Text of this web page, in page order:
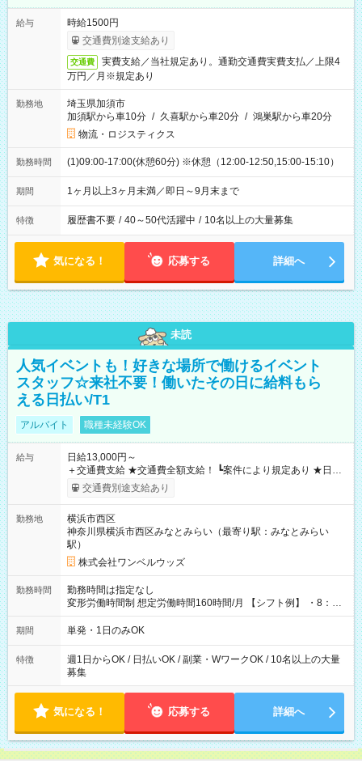
給与
時給1500円
交通費別途支給あり
交通費
実費支給／当社規定あり。通勤交通費実費支払／上限4
万円／月※規定あり
勤務地
埼玉県加須市
加須駅から車10分 / 久喜駅から車20分 / 鴻巣駅から車20分
物流・ロジスティクス
勤務時間 (1)09:00-17:00(休憩60分) ※休憩（12:00-12:50,15:00-15:10）
期間 1ヶ月以上3ヶ月未満／即日～9月末まで
特徴 履歴書不要 / 40～50代活躍中 / 10名以上の大量募集
気になる！ 応募する 詳細へ
未読
人気イベントも！好きな場所で働けるイベント
スタッフ☆来社不要！働いたその日に給料もら
える日払い/T1
アルバイト 職種未経験OK
給与
日給13,000円～
＋交通費支給 ★交通費全額支給！ ┗案件により規定あり ★日払
いOK！（規定あり） ┗働いたその日に現金GET♪ お仕事後はコ
ンビニATMから 日払い分を引き落とせます！ 【試用期間】試
交通費別途支給あり
勤務地
横浜市西区
神奈川県横浜市西区みなとみらい（最寄り駅：みなとみらい
駅）
株式会社ワンベルウッズ
勤務時間
勤務時間は指定なし
変形労働時間制 想定労働時間160時間/月 【シフト例】 ・8：00
～21：00
期間 単発・1日のみOK
特徴
週1日からOK / 日払いOK / 副業・WワークOK / 10名以上の大量
募集
気になる！ 応募する 詳細へ